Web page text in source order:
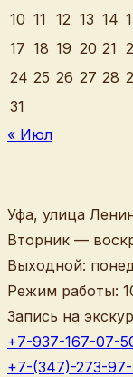
10 11 12 13 14
17 18 19 20 21
24 25 26 27 28
31
« Июл
Уфа, улица
Вторник —
Выходной:
Pежим работы:
Запись на
+7-937-167-07-
+7-(347)-273-